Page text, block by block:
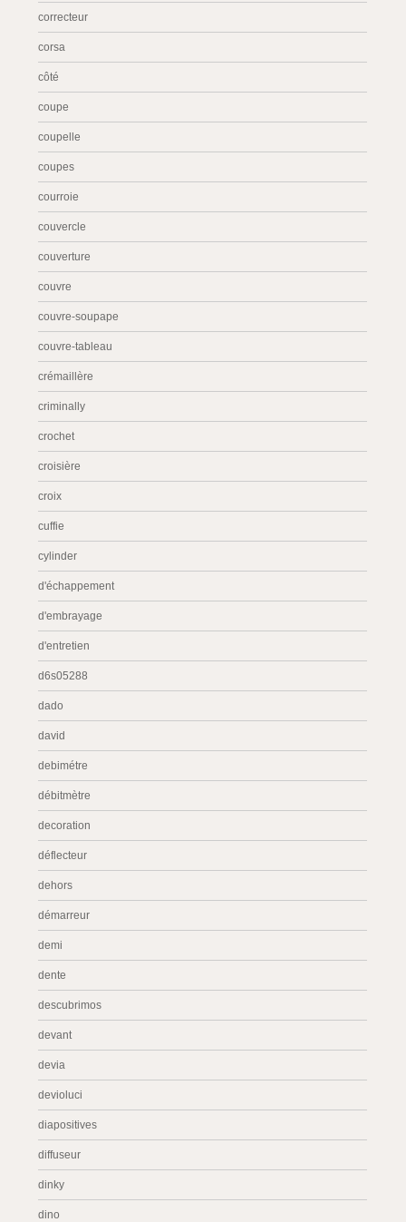
correcteur
corsa
côté
coupe
coupelle
coupes
courroie
couvercle
couverture
couvre
couvre-soupape
couvre-tableau
crémaillère
criminally
crochet
croisière
croix
cuffie
cylinder
d'échappement
d'embrayage
d'entretien
d6s05288
dado
david
debimétre
débitmètre
decoration
déflecteur
dehors
démarreur
demi
dente
descubrimos
devant
devia
devioluci
diapositives
diffuseur
dinky
dino